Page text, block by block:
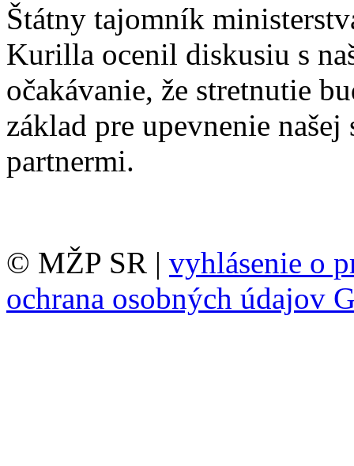
Štátny tajomník
Kurilla ocenil diskusiu s
očakávanie, že stretnutie
základ pre upevnenie
partnermi.
© MŽP SR | vyhlásenie o
ochrana osobných údajov